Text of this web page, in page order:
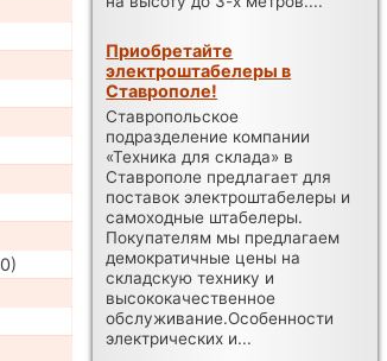
Приобретайте
электроштабелеры в
Ставрополе!
Ставропольское
подразделение компании
«Техника для склада» в
Ставрополе предлагает для
поставок электроштабелеры и
самоходные штабелеры.
Покупателям мы предлагаем
демократичные цены на
складскую технику и
высококачественное
обслуживание.Особенности
электрических и...